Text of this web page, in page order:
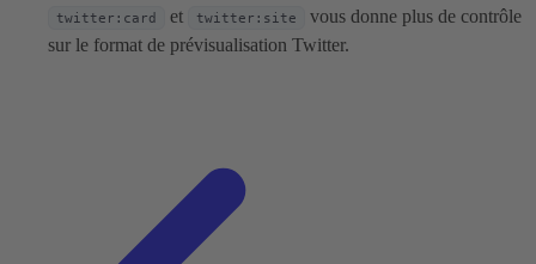
twitter:card et twitter:site
vous donne plus de contrôle
sur le format de prévisualisation Twitter.